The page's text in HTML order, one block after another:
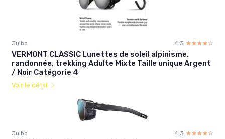
Julbo 4.3 ☆☆☆☆☆
★★★★★
VERMONT CLASSIC Lunettes de soleil alpinisme,
randonnée, trekking Adulte Mixte Taille unique Argent
/ Noir Catégorie 4
Voir le détail
Julbo 4.3 ☆☆☆☆☆
★★★★★